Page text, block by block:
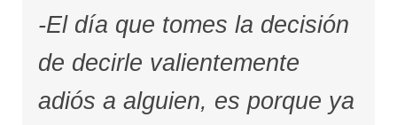
-El día que tomes la decisión
de decirle valientemente
adiós a alguien, es porque ya